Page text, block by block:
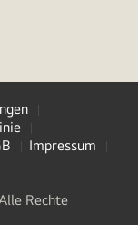
Impressum
Rechte